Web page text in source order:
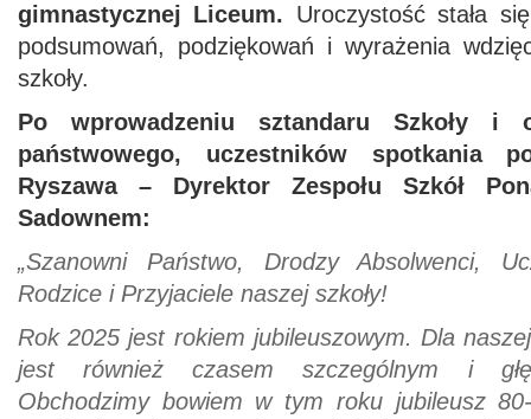
gimnastycznej Liceum. Uroczystość stała
podsumowań, podziękowań i wyrażenia
szkoły.
Po wprowadzeniu sztandaru Szkoły i
państwowego, uczestników spotkania
Ryszawa – Dyrektor Zespołu Szkół
Sadownem:
„Szanowni Państwo, Drodzy Absolwenci,
Rodzice i Przyjaciele naszej szkoły!
Rok 2025 jest rokiem jubileuszowym. Dla
jest również czasem szczególnym i
Obchodzimy bowiem w tym roku jubileusz